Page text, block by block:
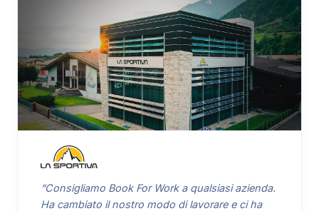
“Consigliamo Book For Work a qualsiasi azienda.
Ha cambiato il nostro modo di lavorare e ci ha